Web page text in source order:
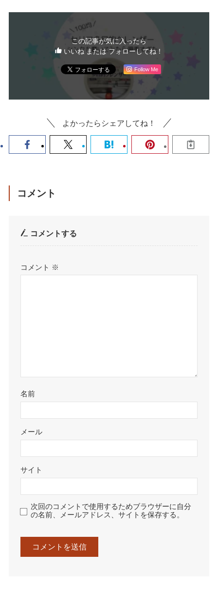
この記事が気に入ったら
いいね または フォローしてね！
Follow Me
よかったらシェアしてね！
コメント
コメントする
コメント ※
名前
メール
サイト
次回のコメントで使用するためブラウザーに自分
の名前、メールアドレス、サイトを保存する。